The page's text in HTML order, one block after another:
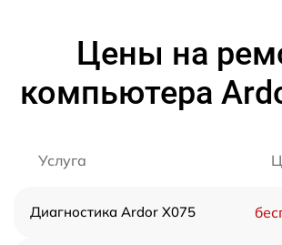
Цены на
компьютера
Услуга
Диагностика Ardor X075